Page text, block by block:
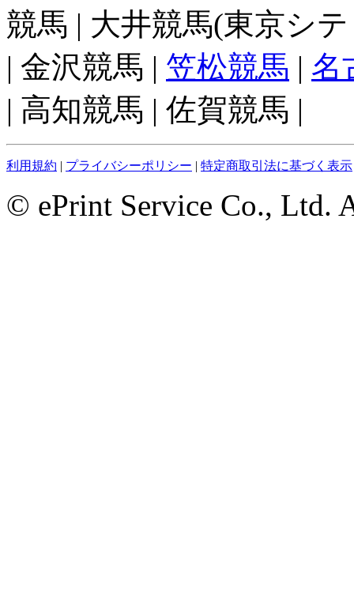
競馬 | 大井競馬(東京シ
| 金沢競馬 | 笠松競馬 | 名
| 高知競馬 | 佐賀競馬 |
利用規約 | プライバシーポリシー | 特定商取引法に基づく表示
© ePrint Service Co., Ltd.